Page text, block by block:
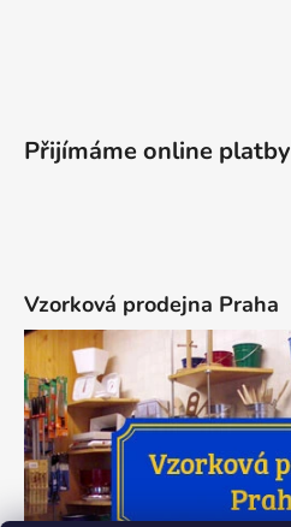
Přijímáme online platby
Vzorková prodejna Praha